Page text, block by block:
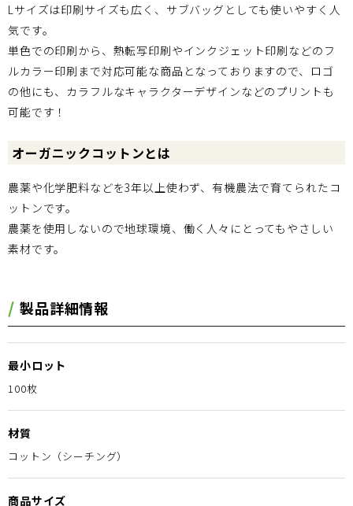
Lサイズは印刷サイズも広く、サブバッグとしても使いやすく人
気です。
単色での印刷から、熱転写印刷やインクジェット印刷などのフ
ルカラー印刷まで対応可能な商品となっておりますので、ロゴ
の他にも、カラフルなキャラクターデザインなどのプリントも
可能です！
オーガニックコットンとは
農薬や化学肥料などを3年以上使わず、有機農法で育てられたコ
ットンです。
農薬を使用しないので地球環境、働く人々にとってもやさしい
素材です。
製品詳細情報
最小ロット
100枚
材質
コットン（シーチング）
商品サイズ